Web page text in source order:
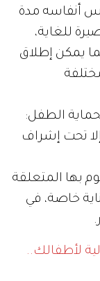
أنفاسه مدة
للغاية،
يمكن إطلاق
الطفل:
تحت إشراف
بها المتعلقة
خاصة، في
لأطفالك..